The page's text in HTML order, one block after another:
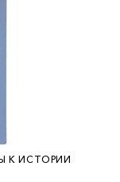
К ИСТОРИИ